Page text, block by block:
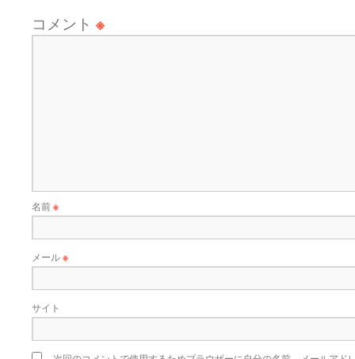
コメント ※
名前※
メール※
サイト